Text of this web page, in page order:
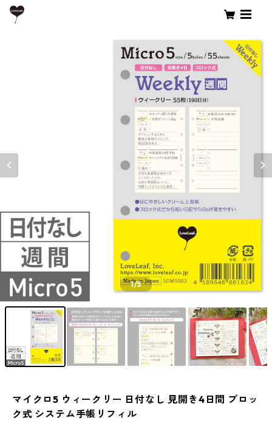
1/5
マイクロ5 ウィークリー 日付なし 見開き4日間 ブロッ
ク式 システム手帳リフィル